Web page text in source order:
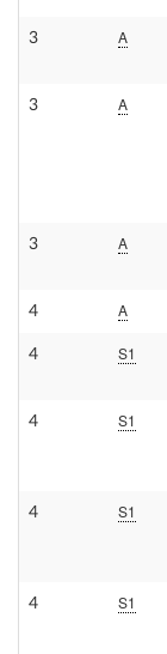
3 A
3 A
3 A
4 A
4 S1
4 S1
4 S1
4 S1